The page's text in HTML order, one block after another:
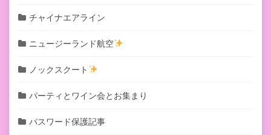
チャイナエアライン
ニュージーランド航空
ノックスクート
パーティとワイン会とお集まり
パスワード保護記事